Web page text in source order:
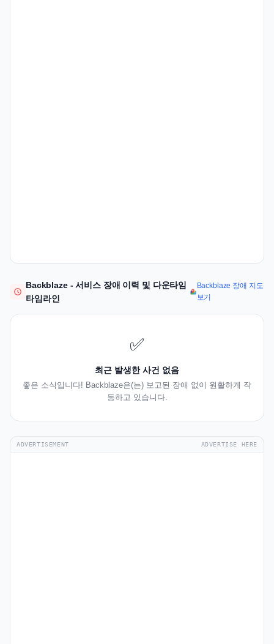
Backblaze - 서비스 장애 이력 및 다운타임
타임라인
Backblaze 장애 지도
보기
✅
최근 발생한 사건 없음
좋은 소식입니다! Backblaze은(는) 보고된 장애 없이 원활하게 작
동하고 있습니다.
ADVERTISEMENT ADVERTISE HERE